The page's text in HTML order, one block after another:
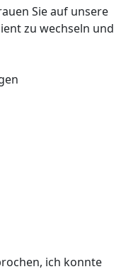
Sie auf unsere
zu wechseln und
ich konnte